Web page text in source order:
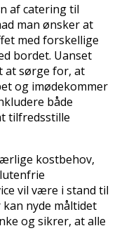
af catering til
man ønsker at
med forskellige
bordet. Uanset
at sørge for, at
og imødekommer
både
tilfredsstille
kostbehov,
vil være i stand til
nyde måltidet
og sikrer, at alle